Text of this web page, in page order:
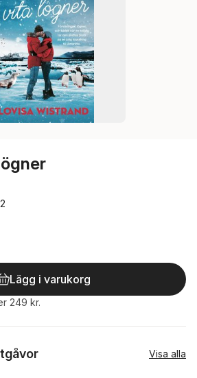
antal röster:
Lägg i varukorg
249 kr.
Visa alla